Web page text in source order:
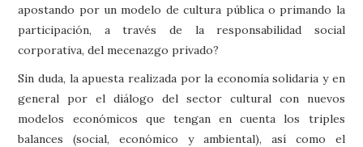
apostando por un modelo de cultura pública o primando la
participación, a través de la responsabilidad social
corporativa, del mecenazgo privado?
Sin duda, la apuesta realizada por la economía solidaria y en
general por el diálogo del sector cultural con nuevos
modelos económicos que tengan en cuenta los triples
balances (social, económico y ambiental), así como el